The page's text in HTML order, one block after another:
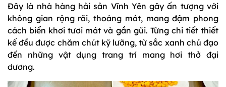
Đây là nhà hàng hải sản Vĩnh Yên gây ấn tượng với
không gian rộng rãi, thoáng mát, mang đậm phong
cách biển khơi tươi mát và gần gũi. Từng chi tiết thiết
kế đều được chăm chút kỹ lưỡng, từ sắc xanh chủ đạo
đến những vật dụng trang trí mang hơi thở đại
dương.